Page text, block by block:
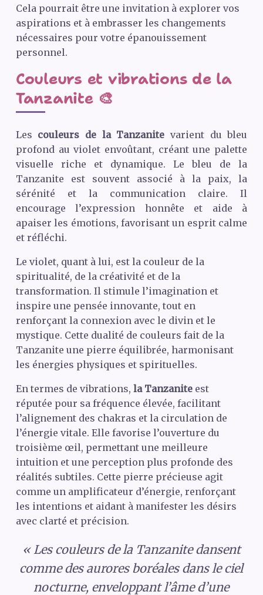
Cela pourrait être une invitation à explorer vos
aspirations et à embrasser les changements
nécessaires pour votre épanouissement
personnel.
Couleurs et vibrations de la
Tanzanite 🎨
Les couleurs de la Tanzanite varient du bleu
profond au violet envoûtant, créant une palette
visuelle riche et dynamique. Le bleu de la
Tanzanite est souvent associé à la paix, la
sérénité et la communication claire. Il
encourage l’expression honnête et aide à
apaiser les émotions, favorisant un esprit calme
et réfléchi.
Le violet, quant à lui, est la couleur de la
spiritualité, de la créativité et de la
transformation. Il stimule l’imagination et
inspire une pensée innovante, tout en
renforçant la connexion avec le divin et le
mystique. Cette dualité de couleurs fait de la
Tanzanite une pierre équilibrée, harmonisant
les énergies physiques et spirituelles.
En termes de vibrations, la Tanzaniteest
réputée pour sa fréquence élevée, facilitant
l’alignement des chakras et la circulation de
l’énergie vitale. Elle favorise l’ouverture du
troisième œil, permettant une meilleure
intuition et une perception plus profonde des
réalités subtiles. Cette pierre précieuse agit
comme un amplificateur d’énergie, renforçant
les intentions et aidant à manifester les désirs
avec clarté et précision.
« Les couleurs de la Tanzanite dansent
comme des aurores boréales dans le ciel
nocturne, enveloppant l’âme d’une